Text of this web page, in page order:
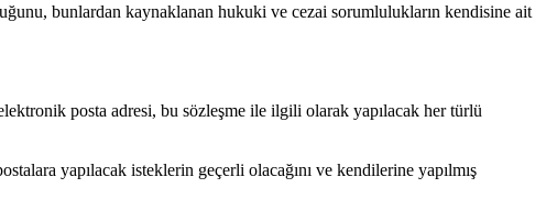
bunlardan kaynaklanan hukuki ve cezai sorumlulukların kendisine ait
posta adresi, bu sözleşme ile ilgili olarak yapılacak her türlü
yapılacak isteklerin geçerli olacağını ve kendilerine yapılmış